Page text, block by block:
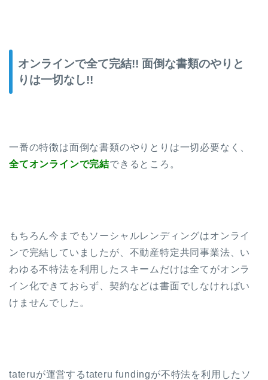
オンラインで全て完結!! 面倒な書類のやりと
りは一切なし!!
一番の特徴は面倒な書類のやりとりは一切必要なく、
全てオンラインで完結できるところ。
もちろん今までもソーシャルレンディングはオンライ
ンで完結していましたが、不動産特定共同事業法、い
わゆる不特法を利用したスキームだけは全てがオンラ
イン化できておらず、契約などは書面でしなければい
けませんでした。
tateruが運営するtateru fundingが不特法を利用したソ